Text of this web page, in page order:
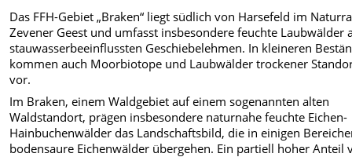
Das FFH-Gebiet „Braken“ liegt südlich von Harsefeld im
Zevener Geest und umfasst insbesondere feuchte Laubwälder
stauwasserbeeinflussten Geschiebelehmen. In kleineren
kommen auch Moorbiotope und Laubwälder trockener
vor.
Im Braken, einem Waldgebiet auf einem sogenannten alten
Waldstandort, prägen insbesondere naturnahe feuchte Eichen-
Hainbuchenwälder das Landschaftsbild, die in einigen
bodensaure Eichenwälder übergehen. Ein partiell hoher Anteil